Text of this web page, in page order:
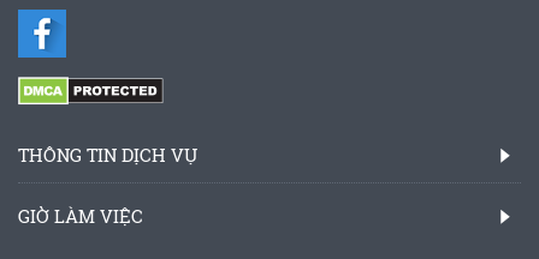
THÔNG TIN DỊCH VỤ
GIỜ LÀM VIỆC